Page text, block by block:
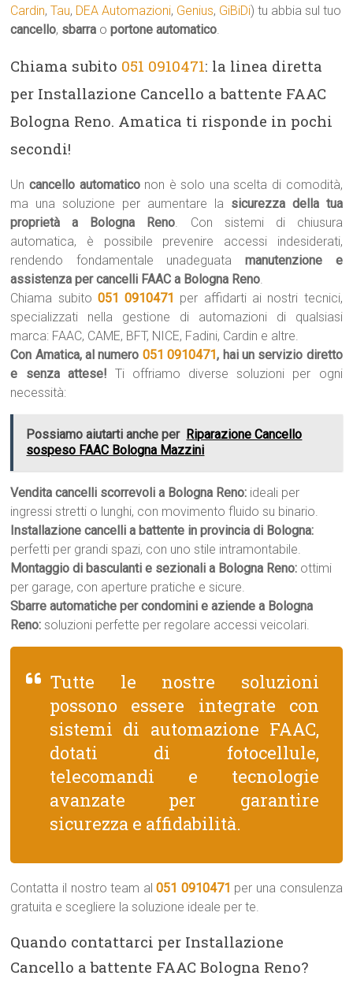
Cardin,Tau, DEA Automazioni, Genius, GiBiDi) tu abbia sul tuo
cancello, sbarra oportone automatico.
Chiama subito 051 0910471: la linea diretta
per Installazione Cancello a battente FAAC
Bologna Reno. Amatica ti risponde in pochi
secondi!
Uncancello automaticonon è solo una scelta di comodità,
ma una soluzione per aumentare la sicurezza della tua
proprietà a Bologna Reno. Con sistemi di chiusura
automatica, è possibile prevenire accessi indesiderati,
rendendo fondamentale unadeguatamanutenzione e
assistenza per cancelli FAAC a Bologna Reno.
Chiama subito 051 0910471 per affidarti ai nostri tecnici,
specializzati nella gestione di automazioni di qualsiasi
marca: FAAC, CAME, BFT, NICE, Fadini, Cardin e altre.
Con Amatica, al numero 051 0910471, hai un servizio diretto
e senza attese! Ti offriamo diverse soluzioni per ogni
necessità:
Possiamo aiutarti anche per Riparazione Cancello
sospeso FAAC Bologna Mazzini
Vendita cancelli scorrevoli a Bologna Reno: ideali per
ingressi stretti o lunghi, con movimento fluido su binario.
Installazione cancelli a battente in provincia di Bologna:
perfetti per grandi spazi, con uno stile intramontabile.
Montaggio di basculanti e sezionali a Bologna Reno: ottimi
per garage, con aperture pratiche e sicure.
Sbarre automatiche per condomini e aziende a Bologna
Reno: soluzioni perfette per regolare accessi veicolari.
Tutte le nostre soluzioni
possono essere integrate con
sistemi di automazione FAAC,
dotati di fotocellule,
telecomandi e tecnologie
avanzate per garantire
sicurezza e affidabilità.
Contatta il nostro team al051 0910471 per una consulenza
gratuita e scegliere la soluzione ideale per te.
Quando contattarci per Installazione
Cancello a battente FAAC Bologna Reno?